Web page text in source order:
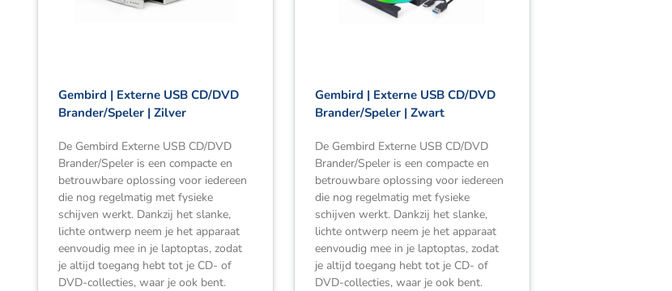
Gembird | Externe USB CD/DVD
Brander/Speler | Zilver
De Gembird Externe USB CD/DVD
Brander/Speler is een compacte en
betrouwbare oplossing voor iedereen
die nog regelmatig met fysieke
schijven werkt. Dankzij het slanke,
lichte ontwerp neem je het apparaat
eenvoudig mee in je laptoptas, zodat
je altijd toegang hebt tot je CD- of
DVD-collecties, waar je ook bent.
Gembird | Externe USB CD/DVD
Brander/Speler | Zwart
De Gembird Externe USB CD/DVD
Brander/Speler is een compacte en
betrouwbare oplossing voor iedereen
die nog regelmatig met fysieke
schijven werkt. Dankzij het slanke,
lichte ontwerp neem je het apparaat
eenvoudig mee in je laptoptas, zodat
je altijd toegang hebt tot je CD- of
DVD-collecties, waar je ook bent.